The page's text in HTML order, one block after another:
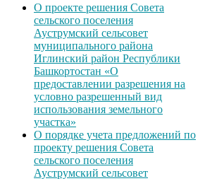
О проекте решения Совета
сельского поселения
Ауструмский сельсовет
муниципального района
Иглинский район Республики
Башкортостан «О
предоставлении разрешения на
условно разрешенный вид
использования земельного
участка»
О порядке учета предложений по
проекту решения Совета
сельского поселения
Ауструмский сельсовет